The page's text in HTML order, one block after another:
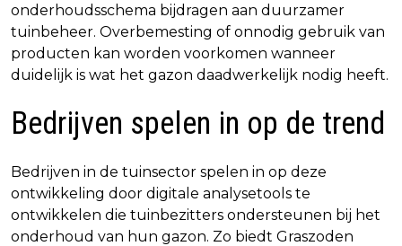
onderhoudsschema bijdragen aan duurzamer
tuinbeheer. Overbemesting of onnodig gebruik van
producten kan worden voorkomen wanneer
duidelijk is wat het gazon daadwerkelijk nodig heeft.
Bedrijven spelen in op de trend
Bedrijven in de tuinsector spelen in op deze
ontwikkeling door digitale analysetools te
ontwikkelen die tuinbezitters ondersteunen bij het
onderhoud van hun gazon. Zo biedt Graszoden